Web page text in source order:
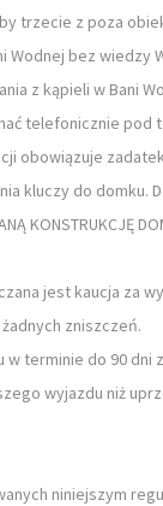
trzecie z poza
Wodnej bez wiedzy
z kąpieli w Bani
telefonicznie pod
obowiązuje
kluczy do
KONSTRUKCJĘ
jest kaucja za
zniszczeń.
w terminie do 90
wyjazdu niż
niniejszym